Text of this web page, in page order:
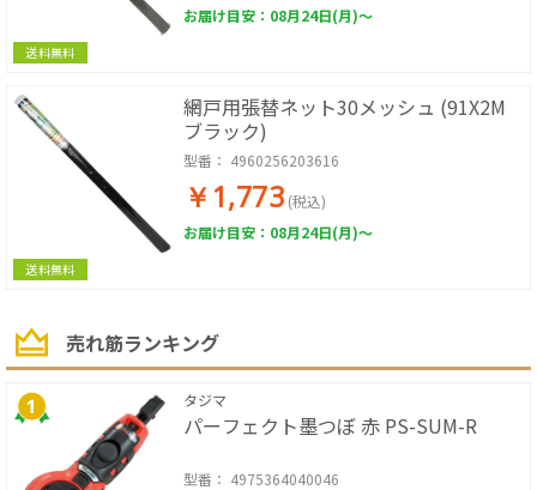
送料無料
お届け目安：08月24日(月)～
送料無料
網戸用張替ネット30メッシュ (91X2M
ブラック)
型番： 4960256203616
￥1,773 (税込)
お届け目安：08月24日(月)～
売れ筋ランキング
タジマ
パーフェクト墨つぼ 赤 PS-SUM-R
型番： 4975364040046